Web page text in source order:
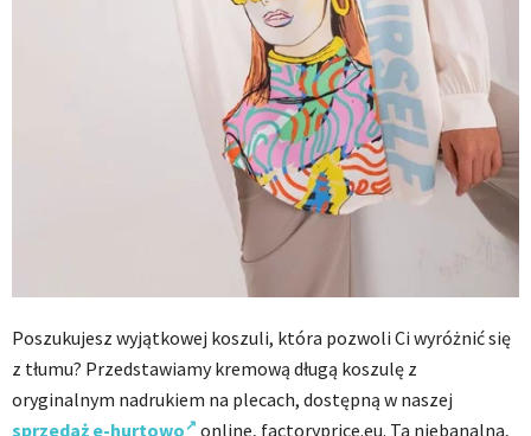
Poszukujesz wyjątkowej koszuli, która pozwoli Ci wyróżnić się
z tłumu? Przedstawiamy kremową długą koszulę z
oryginalnym nadrukiem na plecach, dostępną w naszej
sprzedaż e-hurtowo
online, factoryprice.eu. Ta niebanalna,